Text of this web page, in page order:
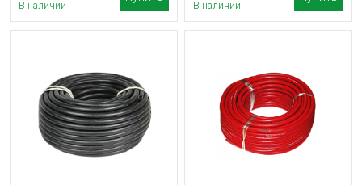
В наличии В наличии